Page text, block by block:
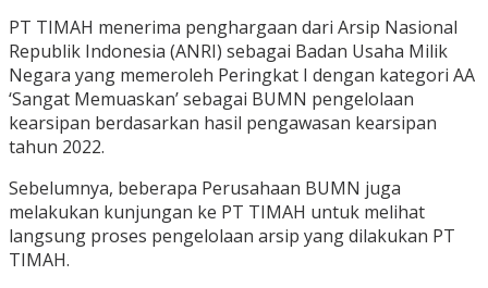
PT TIMAH menerima penghargaan dari Arsip Nasional
Republik Indonesia (ANRI) sebagai Badan Usaha Milik
Negara yang memeroleh Peringkat I dengan kategori AA
‘Sangat Memuaskan’ sebagai BUMN pengelolaan
kearsipan berdasarkan hasil pengawasan kearsipan
tahun 2022.
Sebelumnya, beberapa Perusahaan BUMN juga
melakukan kunjungan ke PT TIMAH untuk melihat
langsung proses pengelolaan arsip yang dilakukan PT
TIMAH.